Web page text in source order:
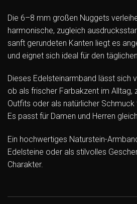
Die 6–8 mm großen Nuggets
harmonische, zugleich
sanft gerundeten Kanten liegt es
und eignet sich ideal für den
Dieses Edelsteinarmband lässt sich
ob als frischer Farbakzent im Alltag,
Outfits oder als natürlicher
Es passt für Damen und Herren
Ein hochwertiges Naturstein-
Edelsteine oder als stilvolles
Charakter.